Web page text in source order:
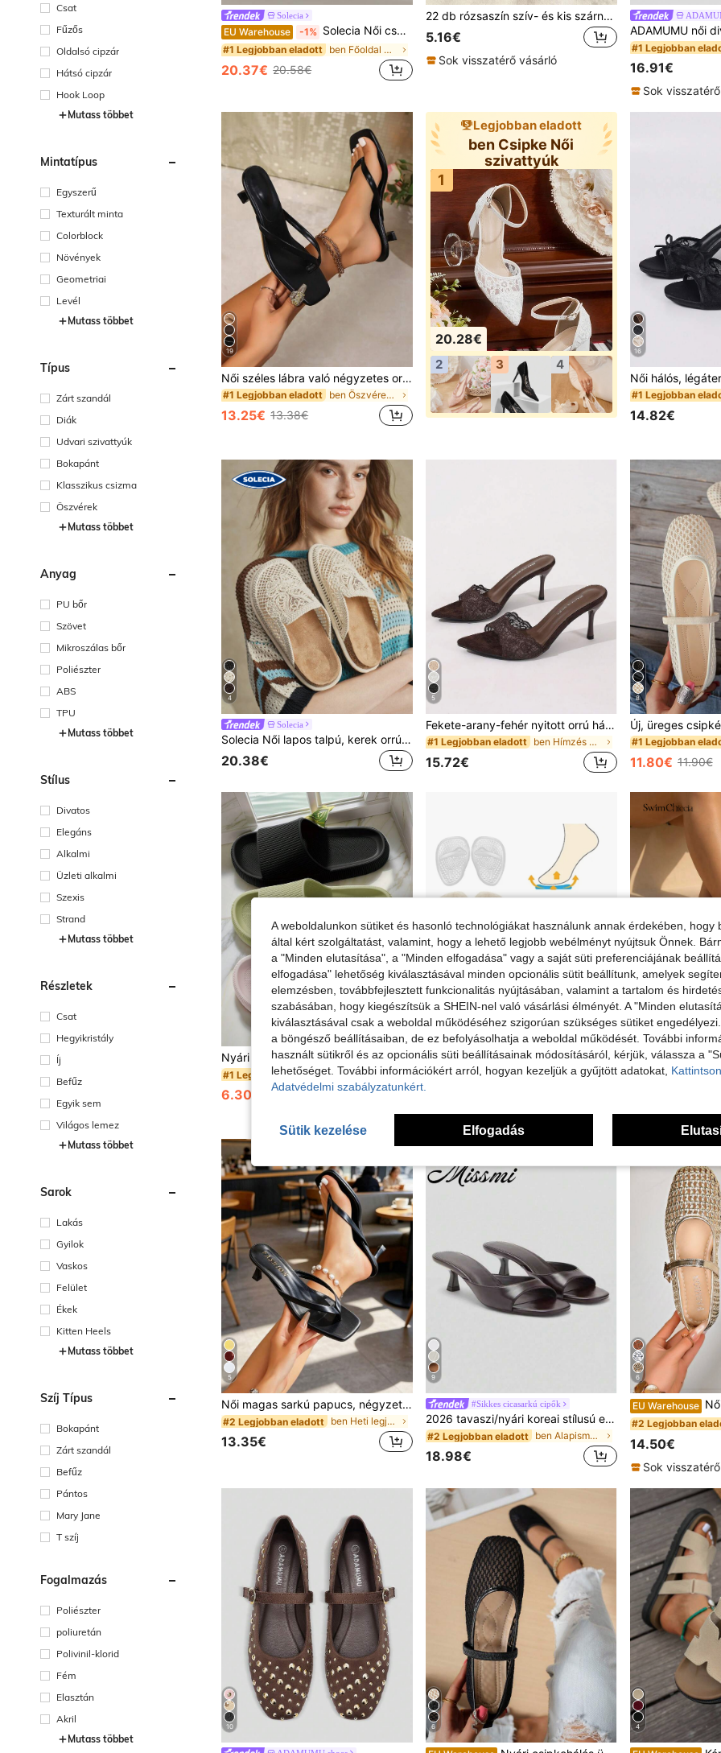
Csat
Fűzős
Oldalsó cipzár
Hátsó cipzár
Hook Loop
Mutass többet
Mintatípus
Egyszerű
Texturált minta
Colorblock
Növények
Geometriai
Levél
Mutass többet
Típus
Zárt szandál
Diák
Udvari szivattyúk
Bokapánt
Klasszikus csizma
Öszvérek
Mutass többet
Anyag
PU bőr
Szövet
Mikroszálas bőr
Poliészter
ABS
TPU
Mutass többet
Stílus
Divatos
Elegáns
Alkalmi
Üzleti alkalmi
Szexis
Strand
Mutass többet
Részletek
Csat
Hegyikristály
Íj
Befűz
Egyik sem
Világos lemez
Mutass többet
Sarok
Lakás
Gyilok
Vaskos
Felület
Ékek
Kitten Heels
Mutass többet
Szíj Típus
Bokapánt
Zárt szandál
Befűz
Pántos
Mary Jane
T szíj
Fogalmazás
Poliészter
poliuretán
Polivinil-klorid
Fém
Elasztán
Akril
Mutass többet
Solecia
EU Warehouse -1% Solecia Női csontos csat díszítésű hétköznapi utazási alkalmi papucs
#1 Legjobban eladott ben Főoldal Női Lakások
20.37€ 20.58€
22 db rózsaszín szív- és kis szárnyas cipődísz, fehér csillaghalcsillag levehető cipőkiegészítő, divatos és elegáns, perforált szandálokhoz és papucsokhoz
5.16€
Sok visszatérő vásárló
#1 Legjobban
#1 Legjobban
#1 Legjobban
#1 Legjobban
16.91€
Sok
19
Női széles lábra való négyzetes orrú vékony sarkú papucsos szandál, sokoldalú kültéri viselethez, elegáns és stílusos
#1 Legjobban eladott ben Öszvérek Női szandál
13.25€ 13.38€
Legjobban eladott
ben Csipke Női
szivattyúk
1
20.28€
2 3 4
16
#1 Legjobban
14.82€
4
Solecia
Solecia Női lapos talpú, kerek orrú, hímzett umai hétköznapi strand- és nyaraló cipő
20.38€
5
Fekete-arany-fehér nyitott orrú hálós nyári divatos vékony magas sarkú szandál, minimalista sokoldalú női elegáns szandál, hegyes orrú vékony magas sarkú papucs, barna magas sarkú cipő, randihez
#1 Legjobban eladott ben Hímzés Női szandál
15.72€
8
#1 Legjobban
11.80€ 11.90€
Nyári házi papucs, puha talpú könnyű gyorsszáradó fürdőszobai cipő, EVA anyagból, csendes, szagálló, csúszásgátló zuhanycipő férfiaknak
#1 Legjobban eladott ben Szürke Férfi szandál
6.30€ 6.32€
1 pár szilikon lábfejvédő, lábközépcsont-védő, női magas sarkú szandálokhoz, csúszásgátló lábfejvédő, lábtámasztó párnák
3.32€ 3.33€
Swim
EU Warehouse Swim Chiccia Női francia szögletes orrú,
5
Női magas sarkú papucs, négyzet alakú orr kialakítással, vékony sarkú pántos szandál nyárra
#2 Legjobban eladott ben Heti legjobb növekedők Női sarkú szandál
13.35€
9
#Sikkes cicasarkú cipők
2026 tavaszi/nyári koreai stílusú elegáns négyzethegyű pántos magas sarkú mule cipő nőknek, vékony sarkú
#2 Legjobban eladott ben Alapismeretek Női szandál
18.98€
6
EU Warehouse Női nyári új
#2 Legjobban
14.50€
Sok
10 6 4
#1 Legjobban
A weboldalunkon sütiket és hasonló technológiákat használunk annak érdekében, hogy
által kért szolgáltatást, valamint, hogy a lehető legjobb webélményt nyújtsuk Önnek.
a "Minden elutasítása", a "Minden elfogadása" vagy a saját süti preferenciájának
elfogadása" lehetőség kiválasztásával minden opcionális sütit beállítunk, amelyek
elemzésben, továbbfejlesztett funkcionalitás nyújtásában, valamint a tartalom és
szabásában, hogy kiegészítsük a SHEIN-nel való vásárlási élményét. A "Minden
kiválasztásával csak a weboldal működéséhez szigorúan szükséges sütiket
a böngésző beállításaiban, de ez befolyásolhatja a weboldal működését. További
használt sütikről és az opcionális süti beállításainak módosításáról, kérjük, válassza a
lehetőséget. További információkért arról, hogyan kezeljük a gyűjtött adatokat,
Adatvédelmi szabályzatunkért.
Sütik kezelése Elfogadás